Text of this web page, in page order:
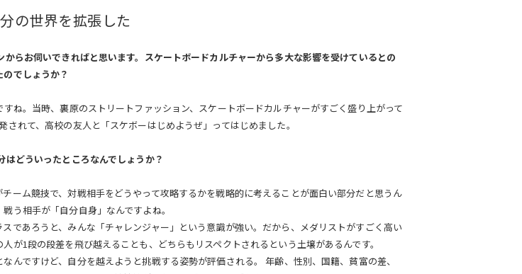
の世界を拡張した
らお伺いできればと思います。スケートボードカルチャーから多大な影響を受けているとの
でしょうか？
ね。当時、裏原のストリートファッション、スケートボードカルチャーがすごく盛り上がって
されて、高校の友人と「スケボーはじめようぜ」ってはじめました。
どういったところなんでしょうか？
ーム競技で、対戦相手をどうやって攻略するかを戦略的に考えることが面白い部分だと思うん
う相手が「自分自身」なんですよね。
であろうと、みんな「チャレンジャー」という意識が強い。だから、メダリストがすごく高い
が1段の段差を飛び越えることも、どちらもリスペクトされるという土壌があるんです。
んですけど、自分を越えようと挑戦する姿勢が評価される。 年齢、性別、国籍、貧富の差、